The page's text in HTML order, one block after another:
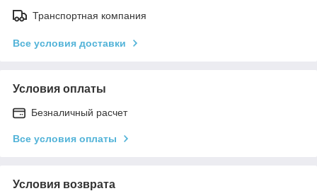
Транспортная компания
Все условия доставки
Условия оплаты
Безналичный расчет
Все условия оплаты
Условия возврата